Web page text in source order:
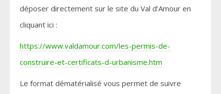
déposer directement sur le site du Val d’Amour en
cliquant ici :
https://www.valdamour.com/les-permis-de-
construire-et-certificats-d-urbanisme.htm
Le format dématérialisé vous permet de suivre